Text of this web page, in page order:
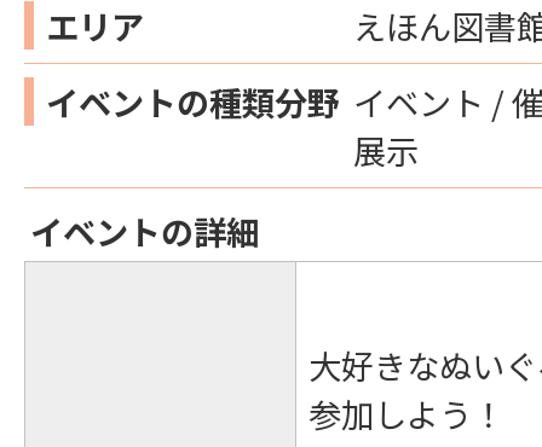
エリア
えほん図書
イベントの種類分野 イベント /
展示
イベントの詳細
大好きなぬい
参加しよう！